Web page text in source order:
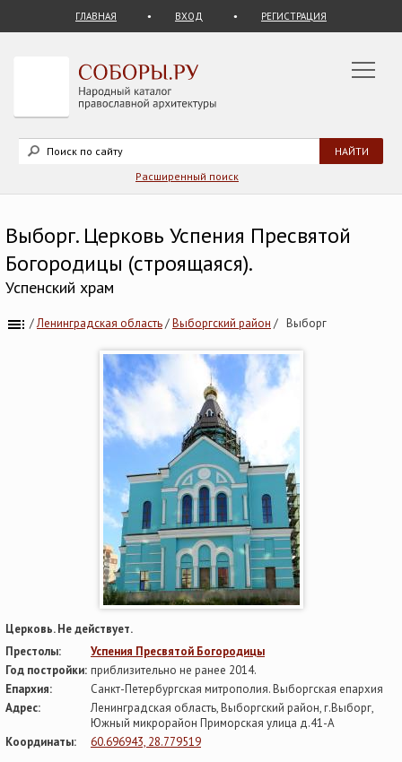
ГЛАВНАЯ ВХОД РЕГИСТРАЦИЯ
Расширенный поиск
Выборг. Церковь Успения Пресвятой
Богородицы (строящаяся).
Успенский храм
/Ленинградская область/Выборгский район / Выборг
Церковь. Не действует.
Престолы:
Успения Пресвятой Богородицы
Год постройки: приблизительно не ранее 2014.
Епархия:
Санкт-Петербургская митрополия. Выборгская епархия
Адрес:
Ленинградская область, Выборгский район, г.Выборг,
Южный микрорайон Приморская улица д.41-А
Координаты:
60.696943, 28.779519